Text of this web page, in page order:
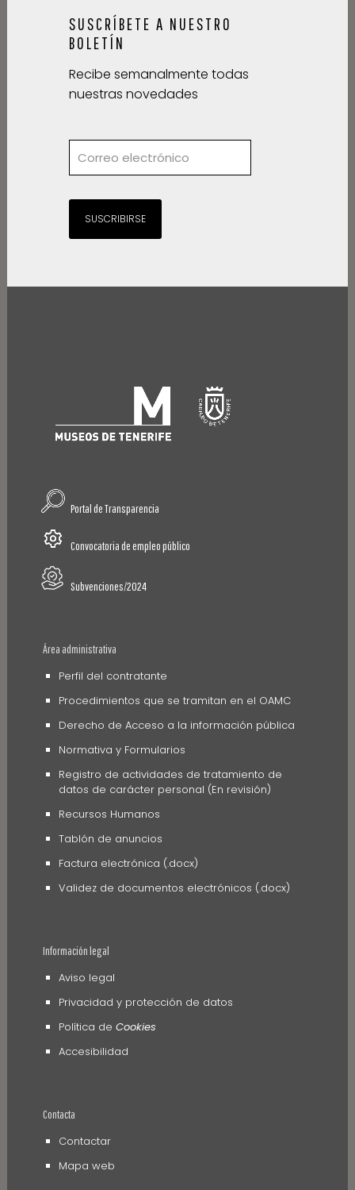
SUSCRÍBETE A NUESTRO
BOLETÍN
Recibe semanalmente todas
nuestras novedades
SUSCRIBIRSE
Portal de Transparencia
Convocatoria de empleo público
Subvenciones/2024
Área administrativa
Perfil del contratante
Procedimientos que se tramitan en el OAMC
Derecho de Acceso a la información pública
Normativa y Formularios
Registro de actividades de tratamiento de
datos de carácter personal (En revisión)
Recursos Humanos
Tablón de anuncios
Factura electrónica (.docx)
Validez de documentos electrónicos (.docx)
Información legal
Aviso legal
Privacidad y protección de datos
Política de Cookies
Accesibilidad
Contacta
Contactar
Mapa web